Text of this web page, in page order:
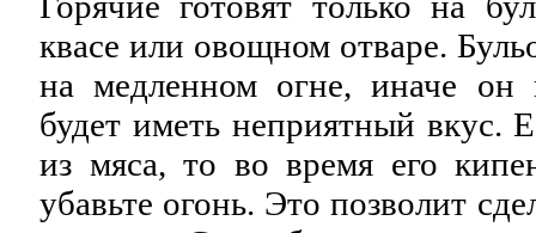
квасе или овощном отваре.
на медленном огне, иначе
будет иметь неприятный вкус.
из мяса, то во время его
убавьте огонь. Это позволит